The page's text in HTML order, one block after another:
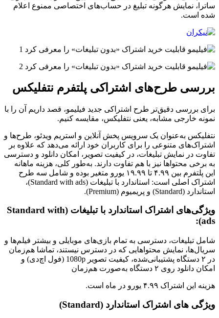
ساترا، نمایش هرگونه تبلیغ در حساب‌های اختصاصی ممنوع اعلام
شده است.
بررسی طرح‌های اشتراکی پلتفرم نتفلیکس
برای بررسی دقیق‌تر طرح اشتراکی جدید فیلیمو، قصد داریم آن را با
نمونه خارجی مشابه، یعنی نتفلیکس، مقایسه کنیم.
نتفلیکس به‌عنوان یک سرویس پخش آنلاین و استریم ویدئو، طرح‌ها و
اشتراک‌های متنوعی را برای کاربران خود ارائه می‌دهد که علاوه بر
تفاوت در نمایش تبلیغات، در کیفیت تصویر، امکان دانلود و دسترسی
به برخی محتواها نیز با هم تفاوت دارند. به‌طور کلی، هزینه ماهانه
این پلتفرم بین ۴.۹۹ تا ۱۹.۹۹ یورو متغیر بوده و شامل سه طرح
اشتراک اصلی است: استاندارد با تبلیغات (Standard with ads)،
استاندارد (Standard) و پریمیوم (Premium).
ویژگی‌های اشتراک استاندارد با تبلیغات (Standard with
ads):
شامل تبلیغات، دسترسی به تمام بازی‌های موبایلی و بیشتر فیلم‌ها و
سریال‌ها، نمایش محتواهایی که در دسترس نیستند، تماشا هم‌زمان
در ۲ دستگاه پشتیبانی‌شده، کیفیت تصویر 1080p (فول اچ‌دی) و
امکان دانلود روی ۲ دستگاه به‌صورت هم‌زمان
هزینه این اشتراک ۴.۹۹ یورو در ماه است.
ویژگی های اشتراک استاندارد (Standard)